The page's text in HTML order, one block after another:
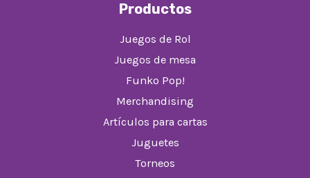
Productos
Juegos de Rol
Juegos de mesa
Funko Pop!
Merchandising
Artículos para cartas
Juguetes
Torneos